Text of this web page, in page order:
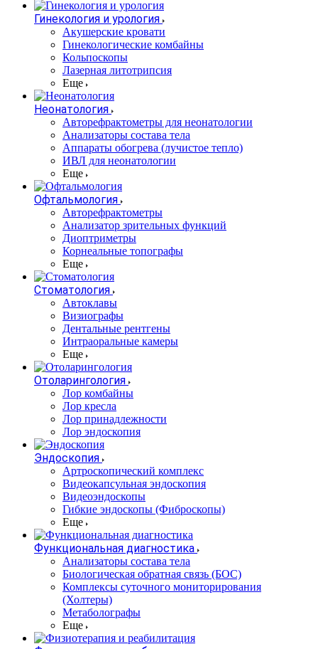
Гинекология и урология
Акушерские кровати
Гинекологические комбайны
Кольпоскопы
Лазерная литотрипсия
Еще
Неонатология
Авторефрактометры для неонатологии
Анализаторы состава тела
Аппараты обогрева (лучистое тепло)
ИВЛ для неонатологии
Еще
Офтальмология
Авторефрактометры
Анализатор зрительных функций
Диоптриметры
Корнеальные топографы
Еще
Стоматология
Автоклавы
Визиографы
Дентальные рентгены
Интраоральные камеры
Еще
Отоларингология
Лор комбайны
Лор кресла
Лор принадлежности
Лор эндоскопия
Эндоскопия
Артроскопический комплекс
Видеокапсульная эндоскопия
Видеоэндоскопы
Гибкие эндоскопы (Фиброcкопы)
Еще
Функциональная диагностика
Анализаторы состава тела
Биологическая обратная связь (БОС)
Комплексы суточного мониторирования
(Холтеры)
Метаболографы
Еще